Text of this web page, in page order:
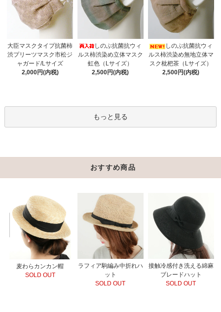
大臣マスクタイプ抗菌柿
渋プリーツマスク市松ジ
ャガード/Lサイズ
2,000円(内税)
しのぶ抗菌抗ウィ
ルス柿渋染め立体マスク
虹色（Lサイズ）
2,500円(内税)
しのぶ抗菌抗ウィ
ルス柿渋染め無地立体マ
スク枇杷茶（Lサイズ）
2,500円(内税)
もっと見る
おすすめ商品
麦わらカンカン帽
SOLD OUT
ラフィア駒編み中折れハ
ット
SOLD OUT
接触冷感付き洗える綿麻
ブレードハット
SOLD OUT